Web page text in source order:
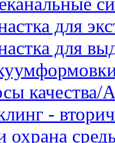
для
для
качества/
-
охрана